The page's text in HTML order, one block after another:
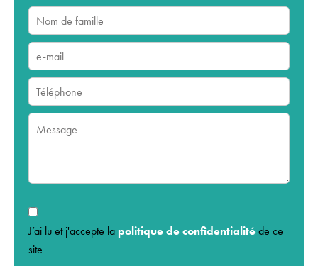
J’ai lu et j'accepte la politique de confidentialité de ce
site